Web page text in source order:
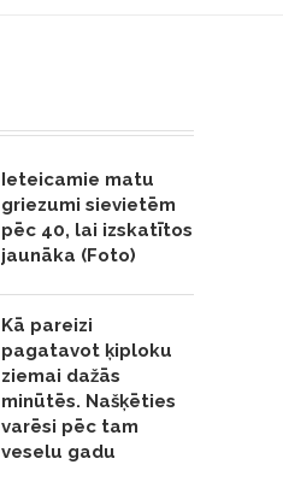
Ieteicamie matu
griezumi sievietēm
pēc 40, lai izskatītos
jaunāka (Foto)
Kā pareizi
pagatavot ķiploku
ziemai dažās
minūtēs. Našķēties
varēsi pēc tam
veselu gadu